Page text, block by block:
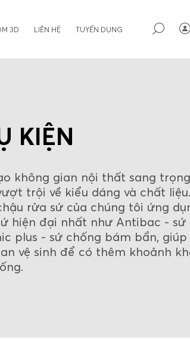
3D LIÊN HỆ TUYỂN DỤNG
KIỆN
không gian nội thất sang
trội về kiểu dáng và chất
rửa sứ của chúng tôi ứng
hiện đại nhất như Antibac - sứ
plus - sứ chống bám bẩn,
vệ sinh để có thêm khoảnh